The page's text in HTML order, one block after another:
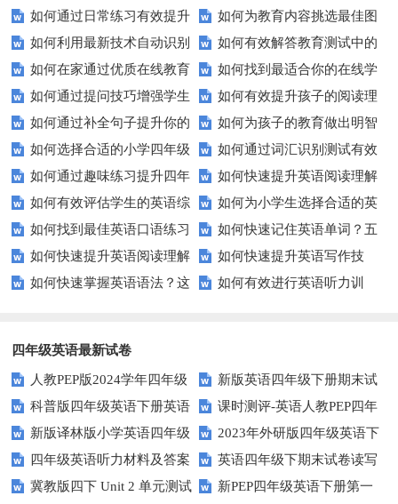
卷高效备考？
行英语学习？这里有你需要的所
有资源！
如何通过日常练习有效提升
英语听力？
如何为教育内容挑选最佳图
片？这些建议让你的文章脱颖而
出！
如何利用最新技术自动识别
图片内容？
如何有效解答教育测试中的
排序题？[疑问式标题]
如何在家通过优质在线教育
资源提升自我？
如何找到最适合你的在线学
习平台？这里有你需要知道的一
切！
如何通过提问技巧增强学生
的课堂互动？
如何有效提升孩子的阅读理
解能力？这里有秘诀！
如何通过补全句子提升你的
写作技巧？
如何为孩子的教育做出明智
的选择？——一份全面指南
如何选择合适的小学四年级
英语听力练习？
如何通过词汇识别测试有效
提升英语词汇量？
如何通过趣味练习提升四年
级学生的英语句子结构？
如何快速提升英语阅读理解
能力？这些技巧助你一臂之力！
如何有效评估学生的英语综
合能力？这些测评方法要知道！
如何为小学生选择合适的英
语听力测试工具？
如何找到最佳英语口语练习
方法？这些建议让你事半功倍！
如何快速记住英语单词？五
种实用记忆法帮你解决难题
如何快速提升英语阅读理解
能力？这些技巧你必须知道！
如何快速提升英语写作技
能？这5个技巧你必须知道！
如何快速掌握英语语法？这
如何有效进行英语听力训
四年级英语最新试卷
人教PEP版2024学年四年级
英语下册期末测试卷
新版英语四年级下册期末试
卷
科普版四年级英语下册英语
Lesson1测试题及答案
课时测评-英语人教PEP四年
级上册 unit3 What would you
like-PartB练习及答案 (3)
新版译林版小学英语四年级
下册试卷Unit1-Unit2单元测试题
2023年外研版四年级英语下
册期中检测试题
四年级英语听力材料及答案
英语四年级下期末试卷读写
部分答案
冀教版四下 Unit 2 单元测试
新PEP四年级英语下册第一